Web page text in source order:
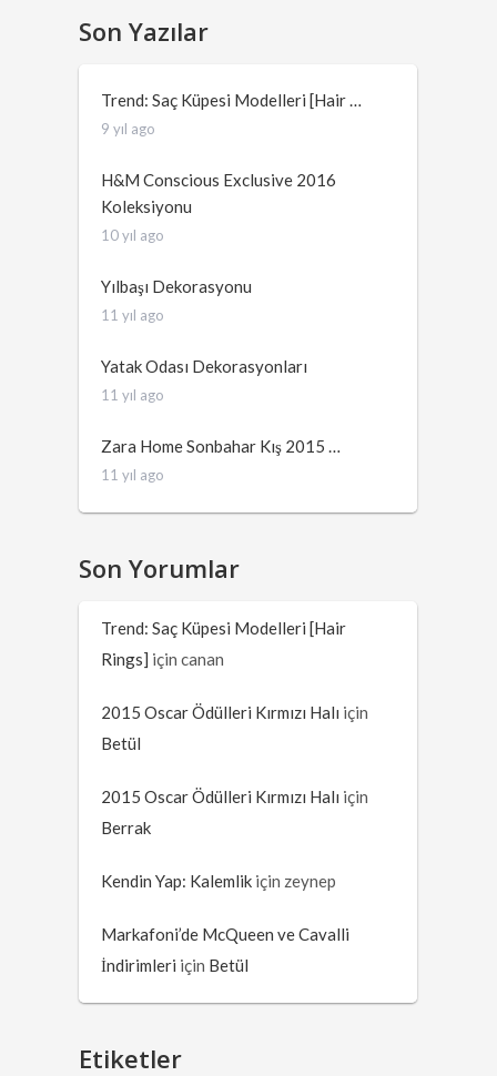
Son Yazılar
Trend: Saç Küpesi Modelleri [Hair …
9 yıl ago
H&M Conscious Exclusive 2016
Koleksiyonu
10 yıl ago
Yılbaşı Dekorasyonu
11 yıl ago
Yatak Odası Dekorasyonları
11 yıl ago
Zara Home Sonbahar Kış 2015 …
11 yıl ago
Son Yorumlar
Trend: Saç Küpesi Modelleri [Hair
Rings] içincanan
2015 Oscar Ödülleri Kırmızı Halı için
Betül
2015 Oscar Ödülleri Kırmızı Halı için
Berrak
Kendin Yap: Kalemlik için zeynep
Markafoni’de McQueen ve Cavalli
İndirimleri için Betül
Etiketler